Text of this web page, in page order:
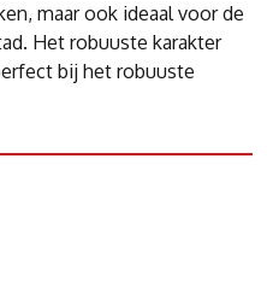
maar ook ideaal voor de
Het robuuste karakter
bij het robuuste